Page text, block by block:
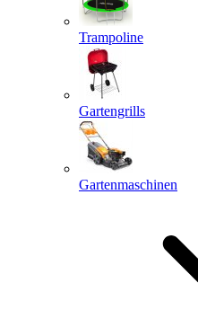
Trampoline
Gartengrills
Gartenmaschinen